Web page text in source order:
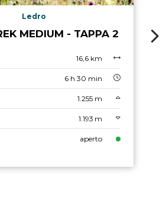
Ledro
MEDIUM - TAPPA 2
16,6 km
6 h 30 min
1.255 m
1.193 m
aperto